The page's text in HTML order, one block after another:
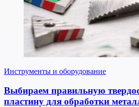
Инструменты и оборудование
Выбираем правильную
пластину для обработки